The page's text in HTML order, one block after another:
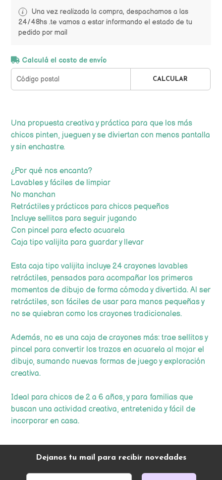
Una vez realizada la compra, despachamos a las
24/48hs .te vamos a estar informando el estado de tu
pedido por mail
Calculá el costo de envío
CALCULAR
Una propuesta creativa y práctica para que los más
chicos pinten, jueguen y se diviertan con menos pantalla
y sin enchastre.
¿Por qué nos encanta?
Lavables y fáciles de limpiar
No manchan
Retráctiles y prácticos para chicos pequeños
Incluye sellitos para seguir jugando
Con pincel para efecto acuarela
Caja tipo valijita para guardar y llevar
Esta caja tipo valijita incluye 24 crayones lavables
retráctiles, pensados para acompañar los primeros
momentos de dibujo de forma cómoda y divertida. Al ser
retráctiles, son fáciles de usar para manos pequeñas y
no se quiebran como los crayones tradicionales.
Además, no es una caja de crayones más: trae sellitos y
pincel para convertir los trazos en acuarela al mojar el
dibujo, sumando nuevas formas de juego y exploración
creativa.
Ideal para chicos de 2 a 6 años, y para familias que
buscan una actividad creativa, entretenida y fácil de
incorporar en casa.
Dejanos tu mail para recibir novedades